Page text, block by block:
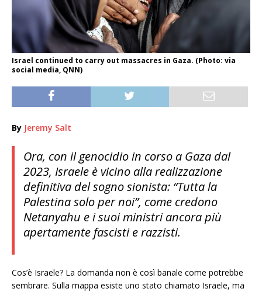
Israel continued to carry out massacres in Gaza. (Photo: via
social media, QNN)
By Jeremy Salt
Ora, con il genocidio in corso a Gaza dal
2023, Israele è vicino alla realizzazione
definitiva del sogno sionista: “Tutta la
Palestina solo per noi”, come credono
Netanyahu e i suoi ministri ancora più
apertamente fascisti e razzisti.
Cos’è Israele? La domanda non è così banale come potrebbe
sembrare. Sulla mappa esiste uno stato chiamato Israele, ma